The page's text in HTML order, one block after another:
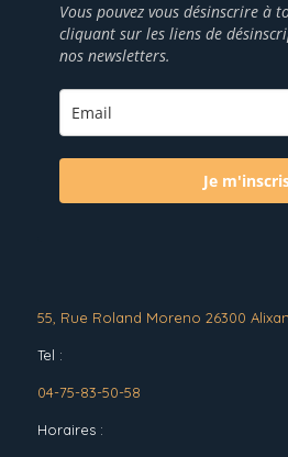
Vous pouvez vous désinscrire à
cliquant sur les liens de
nos newsletters.
Je
55, Rue Roland Moreno 26300 Alixan
Tel :
04-75-83-50-58
Horaires :